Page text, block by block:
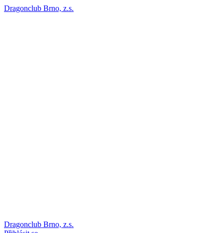
Dragonclub Brno, z.s.
Dragonclub Brno, z.s.